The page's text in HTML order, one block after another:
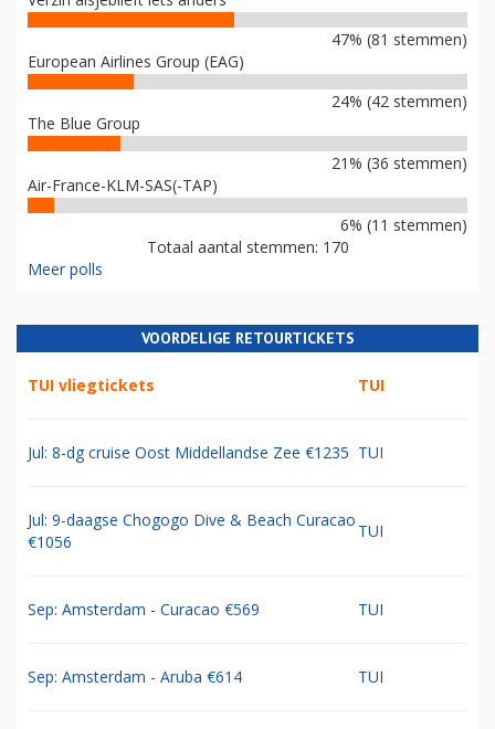
47% (81 stemmen)
European Airlines Group (EAG)
24% (42 stemmen)
The Blue Group
21% (36 stemmen)
Air-France-KLM-SAS(-TAP)
6% (11 stemmen)
Totaal aantal stemmen: 170
Meer polls
VOORDELIGE RETOURTICKETS
TUI vliegtickets TUI
Jul: 8-dg cruise Oost Middellandse Zee €1235 TUI
Jul: 9-daagse Chogogo Dive & Beach Curacao
€1056
TUI
Sep: Amsterdam - Curacao €569 TUI
Sep: Amsterdam - Aruba €614 TUI